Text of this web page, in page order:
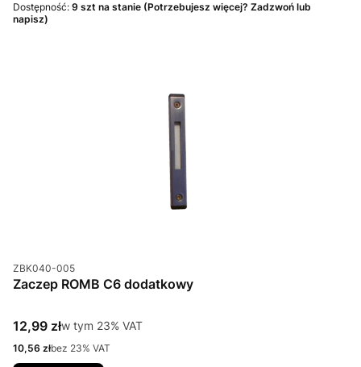
Dostępność: 9 szt na stanie (Potrzebujesz więcej? Zadzwoń lub
napisz)
Kod produktu
ZBK040-005
Zaczep ROMB C6 dodatkowy
Cena brutto
12,99 złw tym %s VAT
w tym 23% VAT
Cena netto
10,56 złbez 23% VAT